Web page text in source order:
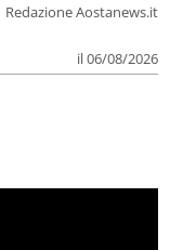
Redazione Aostanews.it
il 06/08/2026